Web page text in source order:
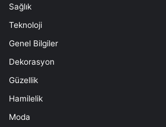
Sağlık
Teknoloji
Genel Bilgiler
Dekorasyon
Güzellik
Hamilelik
Moda